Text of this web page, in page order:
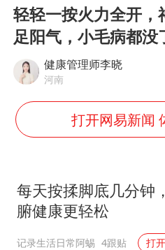
杭州全
直击东
香港宏
郑丽文
浙江台
酒店
轻轻一按火力全开，
足阳气，小毛病都没
健康管理师李晓
河南
打开网易新闻
每天按揉脚底几分钟
腑健康更轻松
记录生活日常阿蜴 4跟贴 打